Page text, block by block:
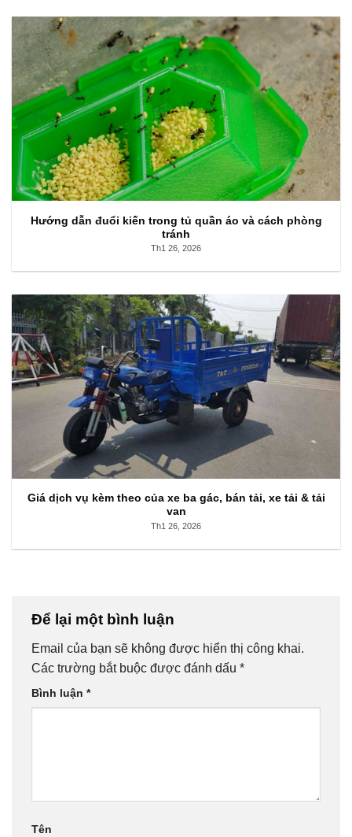
Hướng dẫn đuổi kiến trong tủ quần áo và cách phòng
tránh
Th1 26, 2026
Giá dịch vụ kèm theo của xe ba gác, bán tải, xe tải & tải
van
Th1 26, 2026
Để lại một bình luận
Email của bạn sẽ không được hiển thị công khai.
Các trường bắt buộc được đánh dấu *
Bình luận *
Tên